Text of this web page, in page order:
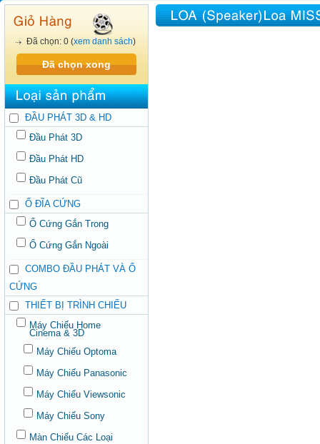
Đã chọn: 0 (xem danh sách)
Đã chọn xong
ĐẦU PHÁT 3D & HD
Đầu Phát 3D
Đầu Phát HD
Đầu Phát Cũ
Ổ ĐĨA CỨNG
Ổ Cứng Gắn Trong
Ổ Cứng Gắn Ngoài
COMBO ĐẦU PHÁT VÀ Ổ
CỨNG
THIẾT BỊ TRÌNH CHIẾU
Máy Chiếu Home
Cinema & 3D
Máy Chiếu Optoma
Máy Chiếu Panasonic
Máy Chiếu Viewsonic
Máy Chiếu Sony
Màn Chiếu Các Loại